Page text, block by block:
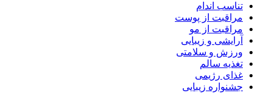
تناسب اندام
مراقبت از پوست
مراقبت از مو
آرایشی و زیبایی
ورزش و سلامتی
تغذیه سالم
غذای رژیمی
جشنواره زیبایی